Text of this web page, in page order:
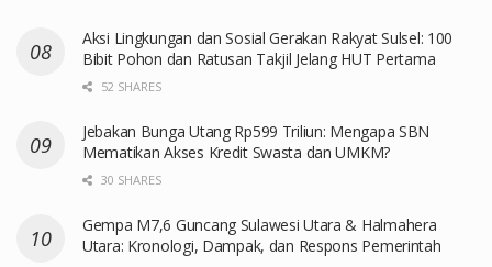
Aksi Lingkungan dan Sosial Gerakan Rakyat Sulsel: 100
Bibit Pohon dan Ratusan Takjil Jelang HUT Pertama
52 SHARES
Jebakan Bunga Utang Rp599 Triliun: Mengapa SBN
Mematikan Akses Kredit Swasta dan UMKM?
30 SHARES
Gempa M7,6 Guncang Sulawesi Utara & Halmahera
Utara: Kronologi, Dampak, dan Respons Pemerintah